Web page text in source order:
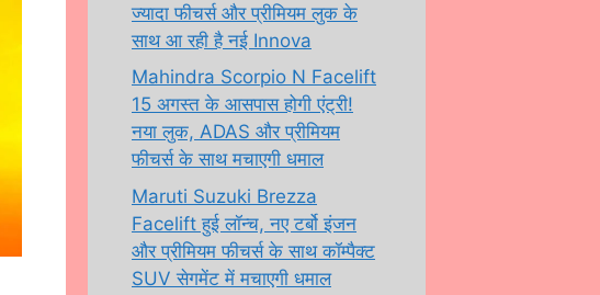
ज्यादा फीचर्स और प्रीमियम लुक के
साथ आ रही है नई Innova
Mahindra Scorpio N Facelift
15 अगस्त के आसपास होगी एंट्री!
नया लुक, ADAS और प्रीमियम
फीचर्स के साथ मचाएगी धमाल
Maruti Suzuki Brezza
Facelift हुई लॉन्च, नए टर्बो इंजन
और प्रीमियम फीचर्स के साथ कॉम्पैक्ट
SUV सेगमेंट में मचाएगी धमाल